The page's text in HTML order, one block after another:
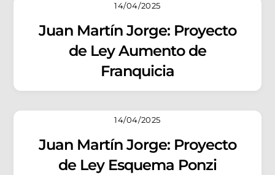
14/04/2025
Juan Martín Jorge: Proyecto
de Ley Aumento de
Franquicia
14/04/2025
Juan Martín Jorge: Proyecto
de Ley Esquema Ponzi